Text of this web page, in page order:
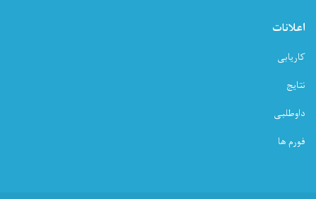
اعلانات
کاریابی
نتایج
داوطلبی
فورم ها